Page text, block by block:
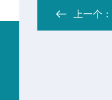
上一个：